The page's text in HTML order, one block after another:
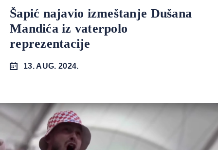
Šapić najavio izmeštanje Dušana
Mandića iz vaterpolo
reprezentacije
13. AUG. 2024.